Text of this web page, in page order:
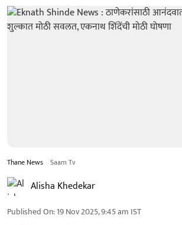
Thane News Saam Tv
Alisha Khedekar
Published On:19 Nov 2025, 9:45 am IST